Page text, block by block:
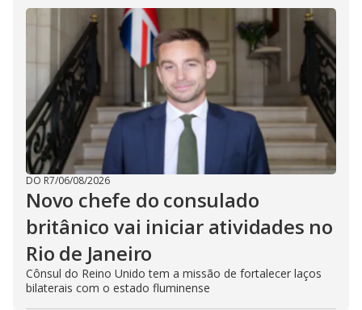
DO R7/06/08/2026
Novo chefe do consulado
britânico vai iniciar atividades no
Rio de Janeiro
Cônsul do Reino Unido tem a missão de fortalecer laços
bilaterais com o estado fluminense